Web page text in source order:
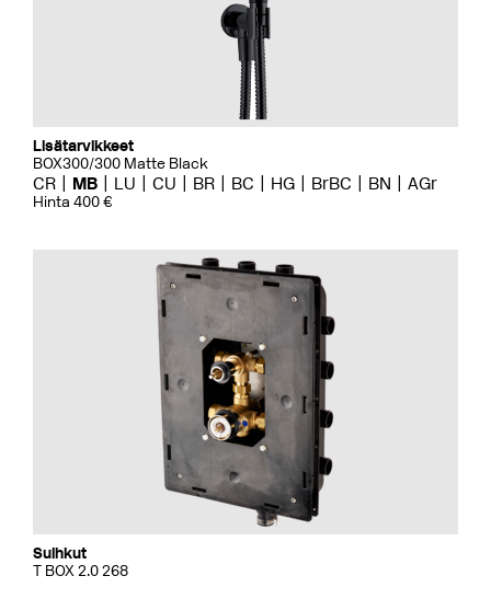
Lisätarvikkeet
BOX300/300 Matte Black
CR MB LU CU BR BC HG BrBC BN AGr
Hinta 400 €
Suihkut
T BOX 2.0 268